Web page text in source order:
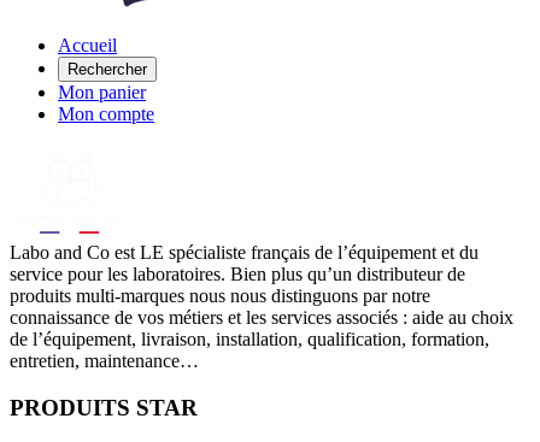
Accueil
Rechercher
Mon panier
Mon compte
Labo and Co est LE spécialiste français de l’équipement et du
service pour les laboratoires. Bien plus qu’un distributeur de
produits multi-marques nous nous distinguons par notre
connaissance de vos métiers et les services associés : aide au choix
de l’équipement, livraison, installation, qualification, formation,
entretien, maintenance…
PRODUITS STAR